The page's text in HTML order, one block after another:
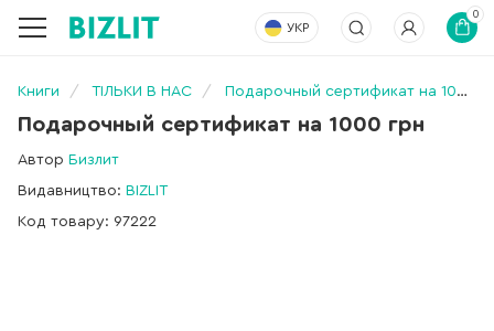
УКР
0
Книги ТІЛЬКИ В НАС Подарочный сертификат на 1000 грн
Подарочный сертификат на 1000 грн
Автор Бизлит
Видавництво: BIZLIT
Код товару: 97222